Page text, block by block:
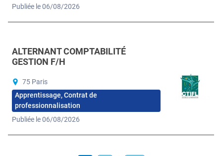
Publiée le 06/08/2026
ALTERNANT COMPTABILITÉ
GESTION F/H
75 Paris
Apprentissage, Contrat de
professionnalisation
Publiée le 06/08/2026